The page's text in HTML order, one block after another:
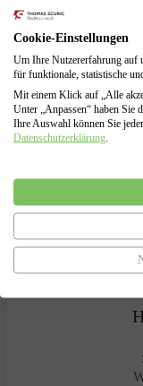
Profitieren Sie von
allen Problemen einer
für Sie lösen.
Führung
Erarbeitung von
Vertretung
Cookie-Einstellungen
Um Ihre Nutzererfahrung auf
für funktionale, statistische
Mit einem Klick auf „Alle
Unter „Anpassen“ haben Sie
Ihre Auswahl können Sie
Datenschutzerklärung